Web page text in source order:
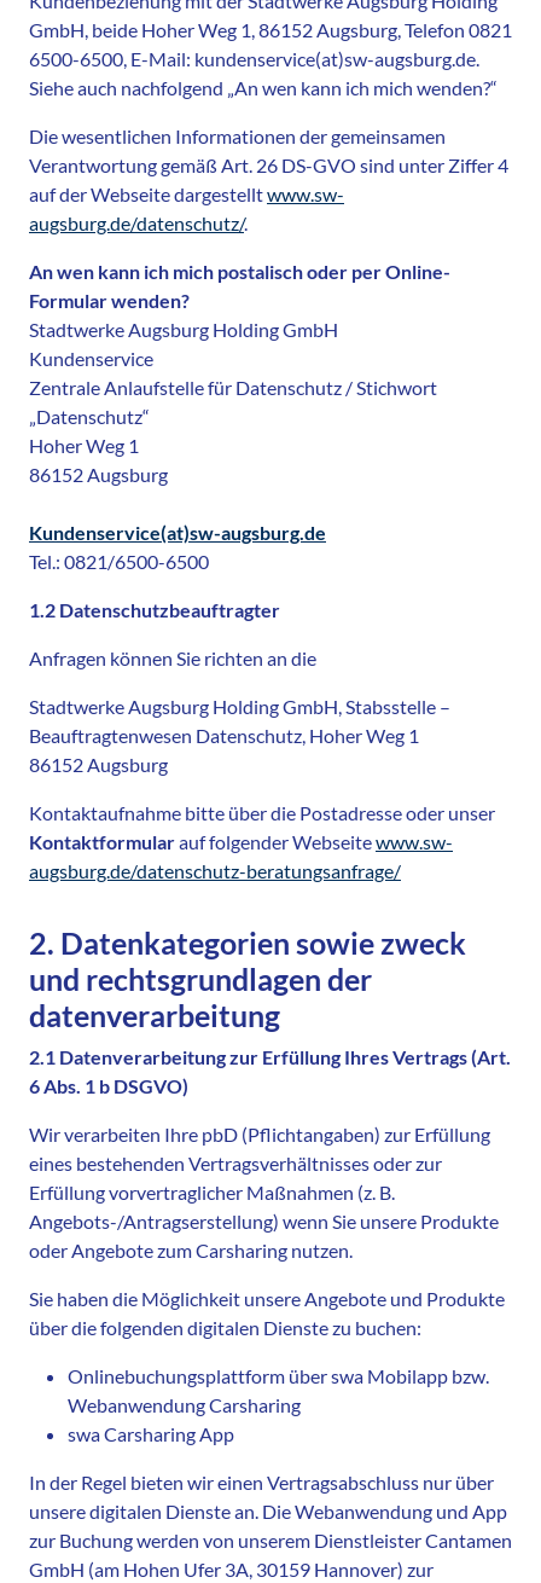
GmbH, beide Hoher Weg 1, 86152 Augsburg, Telefon 0821
6500-6500, E-Mail: kundenservice(at)sw-augsburg.de.
Siehe auch nachfolgend „An wen kann ich mich wenden?“
Die wesentlichen Informationen der gemeinsamen
Verantwortung gemäß Art. 26 DS-GVO sind unter Ziffer 4
auf der Webseite dargestelltwww.sw-
augsburg.de/datenschutz/.
An wen kann ich mich postalisch oder per Online-
Formular wenden?
Stadtwerke Augsburg Holding GmbH
Kundenservice
Zentrale Anlaufstelle für Datenschutz / Stichwort
„Datenschutz“
Hoher Weg 1
86152 Augsburg
Kundenservice(at)sw-augsburg.de
Tel.: 0821/6500-6500
1.2 Datenschutzbeauftragter
Anfragen können Sie richten an die
Stadtwerke Augsburg Holding GmbH, Stabsstelle –
Beauftragtenwesen Datenschutz, Hoher Weg 1
86152 Augsburg
Kontaktaufnahme bitte über die Postadresse oder unser
Kontaktformularauf folgender Webseitewww.sw-
augsburg.de/datenschutz-beratungsanfrage/
2. Datenkategorien sowie zweck
und rechtsgrundlagen der
datenverarbeitung
2.1 Datenverarbeitung zur Erfüllung Ihres Vertrags (Art.
6 Abs. 1 b DSGVO)
Wir verarbeiten Ihre pbD (Pflichtangaben) zur Erfüllung
eines bestehenden Vertragsverhältnisses oder zur
Erfüllung vorvertraglicher Maßnahmen (z. B.
Angebots-/Antragserstellung) wenn Sie unsere Produkte
oder Angebote zum Carsharing nutzen.
Sie haben die Möglichkeit unsere Angebote und Produkte
über die folgenden digitalen Dienste zu buchen:
Onlinebuchungsplattform über swa Mobilapp bzw.
Webanwendung Carsharing
swa Carsharing App
In der Regel bieten wir einen Vertragsabschluss nur über
unsere digitalen Dienste an. Die Webanwendung und App
zur Buchung werden von unserem Dienstleister Cantamen
GmbH (am Hohen Ufer 3A, 30159 Hannover) zur